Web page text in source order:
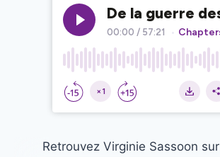
Retrouvez Virginie Sassoon sur